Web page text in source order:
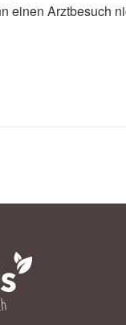
einen Arztbesuch